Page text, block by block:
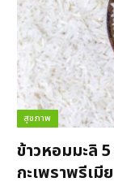
สุขภาพ
ข้าวหอมมะลิ
กะเพราพรีเมี